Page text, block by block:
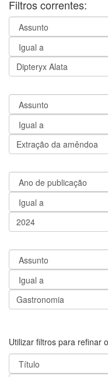
Filtros correntes:
Utilizar filtros para refinar